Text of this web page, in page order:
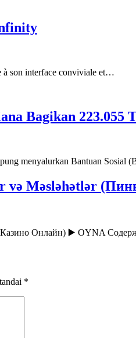
à son interface conviviale et…
Bagikan 223.055
menyalurkan Bantuan Sosial
və Məsləhətlər
Казино Онлайн) ▶️ OYNA
*